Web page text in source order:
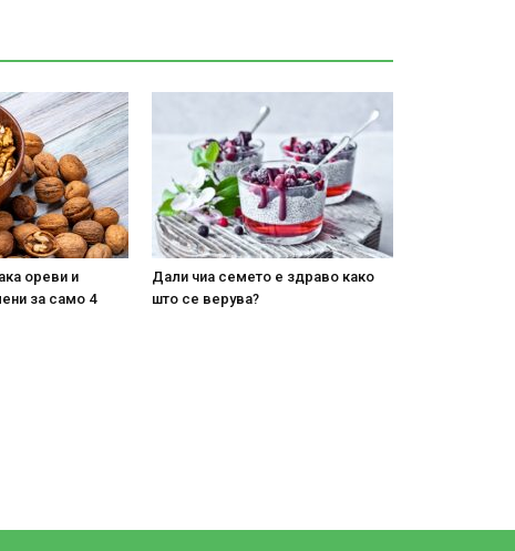
ореви и
за само 4
Дали чиа семето е здраво како
што се верува?